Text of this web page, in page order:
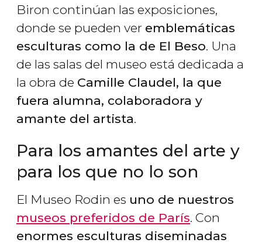
Biron continúan las exposiciones,
donde se pueden ver emblemáticas
esculturas como la de El Beso. Una
de las salas del museo está dedicada a
la obra de Camille Claudel, la que
fuera alumna, colaboradora y
amante del artista.
Para los amantes del arte y
para los que no lo son
El Museo Rodin es uno de nuestros
museos preferidos de París. Con
enormes esculturas diseminadas